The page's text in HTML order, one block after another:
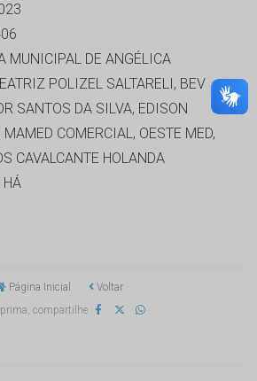
MUNICIPAL DE ANGÉLICA
POLIZEL SALTARELI, BEV
SANTOS DA SILVA, EDISON
COMERCIAL, OESTE MED,
CAVALCANTE HOLANDA
HÁ
Página Inicial
Voltar
compartilhe